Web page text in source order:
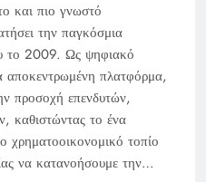
και πιο γνωστό
την παγκόσμια
το 2009. Ως ψηφιακό
αποκεντρωμένη πλατφόρμα,
προσοχή επενδυτών,
καθιστώντας το ένα
χρηματοοικονομικό τοπίο
να κατανοήσουμε την…